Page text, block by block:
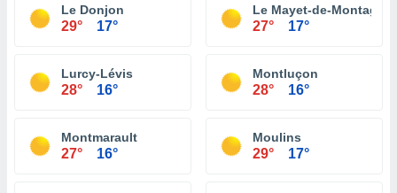
Le Donjon
29° 17°
Le Mayet-de-Montagne
27° 17°
Lurcy-Lévis
28° 16°
Montluçon
28° 16°
Montmarault
27° 16°
Moulins
29° 17°